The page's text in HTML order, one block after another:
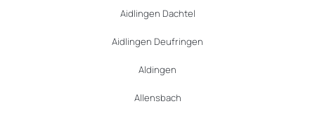
Aidlingen Dachtel
Aidlingen Deufringen
Aldingen
Allensbach